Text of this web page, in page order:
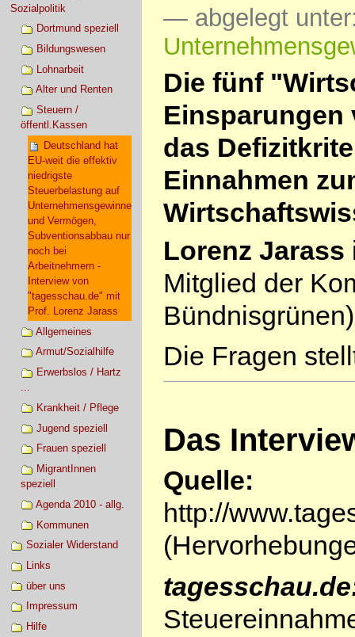
Sozialpolitik
Dortmund speziell
Bildungswesen
Lohnarbeit
Alter und Renten
Steuern /
öffentl.Kassen
Deutschland hat
EU-weit die effektiv
niedrigste
Steuerbelastung auf
Unternehmensgewinne
und Vermögen,
Subventionsabbau nur
noch bei
Arbeitnehmern -
Interview von
"tagesschau.de" mit
Prof. Lorenz Jarass
Allgemeines
Armut/Sozialhilfe
Erwerbslos / Hartz
...
Krankheit / Pflege
Jugend speziell
Frauen speziell
MigrantInnen
speziell
Agenda 2010 - allg.
Kommunen
Sozialer Widerstand
Links
über uns
Impressum
Hilfe
— abgelegt
Die fünf
Einsparungen
das
Einnahmen
Lorenz Jarass
Mitglied der
Die Fragen
Das
Quelle:
http://